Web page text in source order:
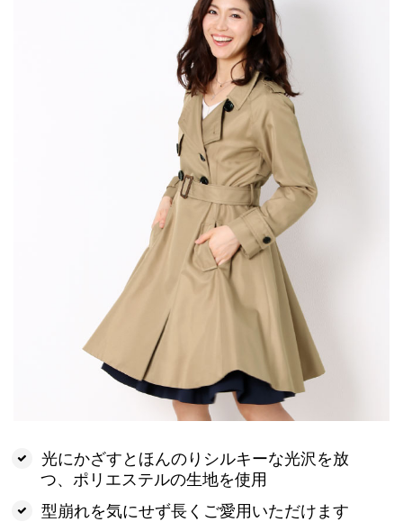
光にかざすとほんのりシルキーな光沢を放
つ、ポリエステルの生地を使用
型崩れを気にせず長くご愛用いただけます